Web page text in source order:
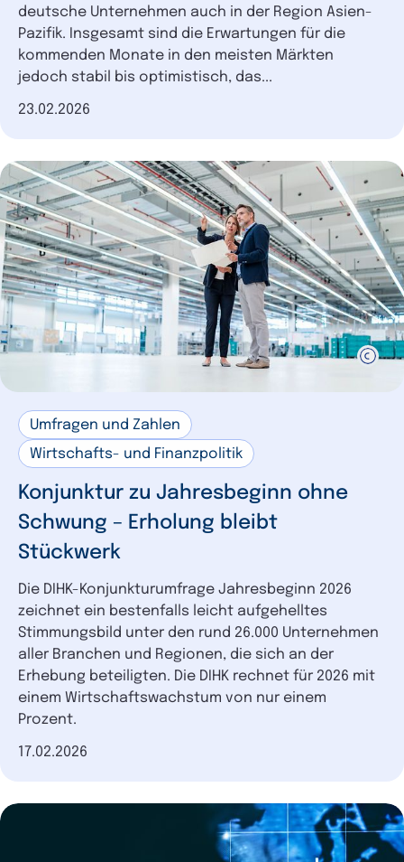
deutsche Unternehmen auch in der Region Asien-
Pazifik. Insgesamt sind die Erwartungen für die
kommenden Monate in den meisten Märkten
jedoch stabil bis optimistisch, das...
Datum der Veröffentlichung
23.02.2026
Umfragen und Zahlen
Wirtschafts- und Finanzpolitik
Konjunktur zu Jahresbeginn ohne
Schwung – Erholung bleibt
Stückwerk
Die DIHK-Konjunkturumfrage Jahresbeginn 2026
zeichnet ein bestenfalls leicht aufgehelltes
Stimmungsbild unter den rund 26.000 Unternehmen
aller Branchen und Regionen, die sich an der
Erhebung beteiligten. Die DIHK rechnet für 2026 mit
einem Wirtschaftswachstum von nur einem
Prozent.
Datum der Veröffentlichung
17.02.2026